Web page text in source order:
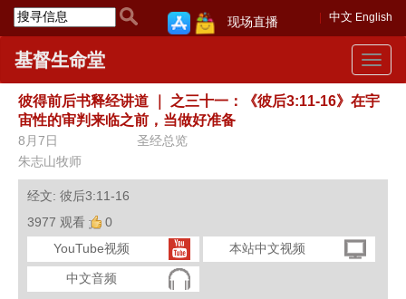
中文 English
现场直播
Toggle
基督生命堂
彼得前后书释经讲道
之三十一：《彼后3:11-16》在宇
宙性的审判来临之前，当做好准备
8月7日
圣经总览
朱志山牧师
经文: 彼后3:11-16
3977 观看
0
YouTube视频
本站中文视频
中文音频